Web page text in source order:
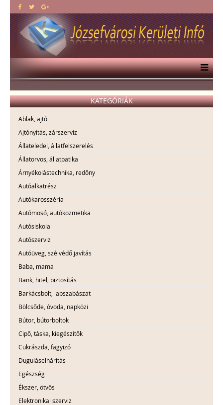
KATEGÓRIÁK
Ablak, ajtó
Ajtónyitás, zárszerviz
Állateledel, állatfelszerelés
Állatorvos, állatpatika
Árnyékolástechnika, redőny
Autóalkatrész
Autókarosszéria
Autómosó, autókozmetika
Autósiskola
Autószerviz
Autóüveg, szélvédő javítás
Baba, mama
Bank, hitel, biztosítás
Barkácsbolt, lapszabászat
Bölcsőde, óvoda, napközi
Bútor, bútorboltok
Cipő, táska, kiegészítők
Cukrászda, fagyizó
Duguláselhárítás
Egészség
Ékszer, ötvös
Elektronikai szerviz